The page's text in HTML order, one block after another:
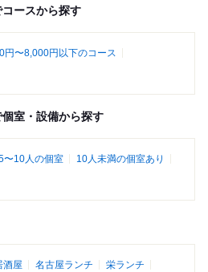
ースから探す
円〜8,000円以下のコース
室・設備から探す
〜10人の個室
10人未満の個室あり
酒屋 名古屋ランチ
栄ランチ